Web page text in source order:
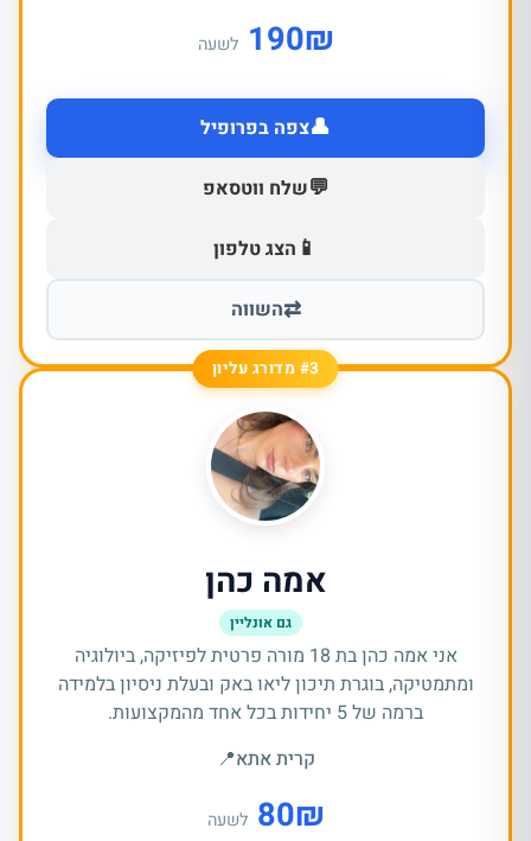
₪
190 לשעה
👤צפה בפרופיל
💬שלח ווטסאפ
📱 הצג טלפון
⇄השווה
#3 מדורג עליון
אמה כהן
גם אונליין
אני אמה כהן בת 18 מורה פרטית לפיזיקה, ביולוגיה
ומתמטיקה, בוגרת תיכון ליאו באק ובעלת ניסיון בלמידה
ברמה של 5 יחידות בכל אחד מהמקצועות.
קרית אתא📍
₪
80 לשעה